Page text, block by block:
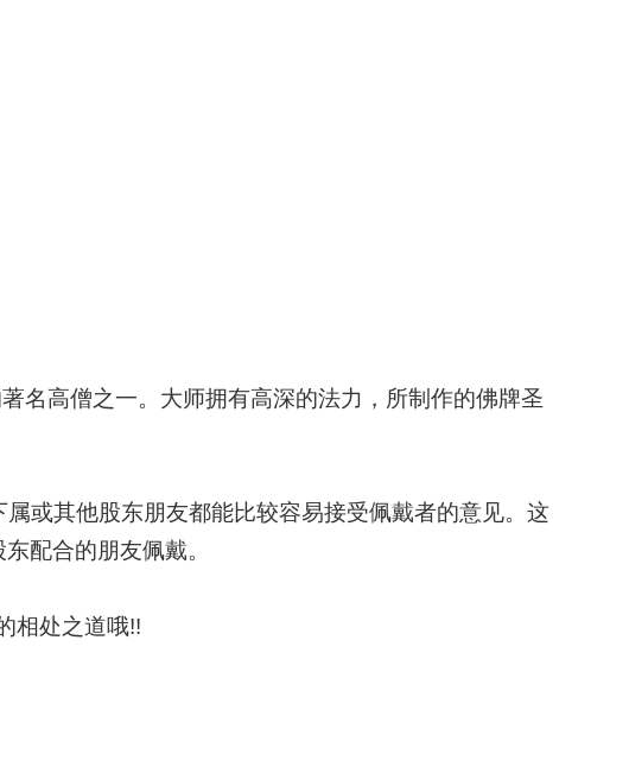
名高僧之一。大师拥有高深的法力，所制作的佛牌圣
或其他股东朋友都能比较容易接受佩戴者的意见。这
配合的朋友佩戴。
相处之道哦!!